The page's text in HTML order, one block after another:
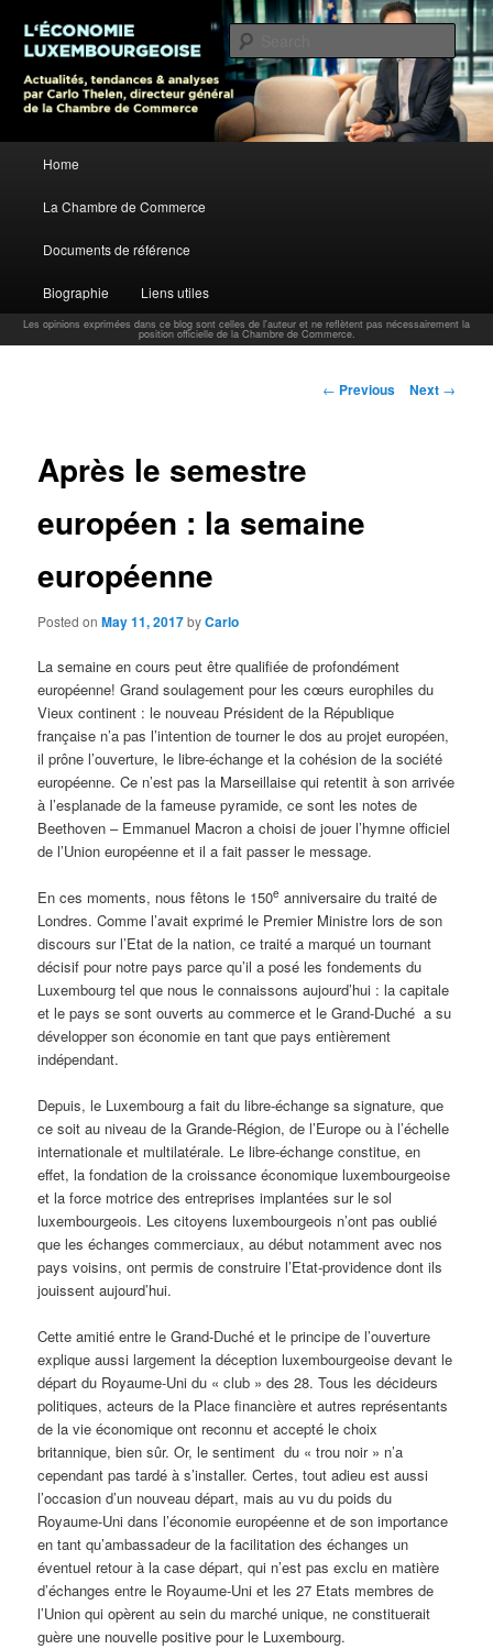
Carlo Thelen Blog
L’économie luxembourgeoise : Actualités, tendances et analyses par Carlo
Thelen, Directeur Général, Chambre de Commerce
Skip to primary content
Home
La Chambre de Commerce
Documents de référence
Biographie Liens utiles
Les opinions exprimées dans ce blog sont celles de l'auteur et ne reflètent pas nécessairement la
position officielle de la Chambre de Commerce.
Post navigation
← Previous Next →
Après le semestre
européen : la semaine
européenne
Posted onMay 11, 2017byCarlo
La semaine en cours peut être qualifiée de profondément
européenne! Grand soulagement pour les cœurs europhiles du
Vieux continent : le nouveau Président de la République
française n’a pas l’intention de tourner le dos au projet européen,
il prône l’ouverture, le libre-échange et la cohésion de la société
européenne. Ce n’est pas la Marseillaise qui retentit à son arrivée
à l’esplanade de la fameuse pyramide, ce sont les notes de
Beethoven – Emmanuel Macron a choisi de jouer l’hymne officiel
de l’Union européenne et il a fait passer le message.
En ces moments, nous fêtons le 150e anniversaire du traité de
Londres. Comme l’avait exprimé le Premier Ministre lors de son
discours sur l’Etat de la nation, ce traité a marqué un tournant
décisif pour notre pays parce qu’il a posé les fondements du
Luxembourg tel que nous le connaissons aujourd’hui : la capitale
et le pays se sont ouverts au commerce et le Grand-Duché a su
développer son économie en tant que pays entièrement
indépendant.
Depuis, le Luxembourg a fait du libre-échange sa signature, que
ce soit au niveau de la Grande-Région, de l’Europe ou à l’échelle
internationale et multilatérale. Le libre-échange constitue, en
effet, la fondation de la croissance économique luxembourgeoise
et la force motrice des entreprises implantées sur le sol
luxembourgeois. Les citoyens luxembourgeois n’ont pas oublié
que les échanges commerciaux, au début notamment avec nos
pays voisins, ont permis de construire l’Etat-providence dont ils
jouissent aujourd’hui.
Cette amitié entre le Grand-Duché et le principe de l’ouverture
explique aussi largement la déception luxembourgeoise devant le
départ du Royaume-Uni du « club » des 28. Tous les décideurs
politiques, acteurs de la Place financière et autres représentants
de la vie économique ont reconnu et accepté le choix
britannique, bien sûr. Or, le sentiment du « trou noir » n’a
cependant pas tardé à s’installer. Certes, tout adieu est aussi
l’occasion d’un nouveau départ, mais au vu du poids du
Royaume-Uni dans l’économie européenne et de son importance
en tant qu’ambassadeur de la facilitation des échanges un
éventuel retour à la case départ, qui n’est pas exclu en matière
d’échanges entre le Royaume-Uni et les 27 Etats membres de
l’Union qui opèrent au sein du marché unique, ne constituerait
guère une nouvelle positive pour le Luxembourg.